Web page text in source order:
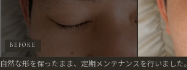
自然な形を保ったまま、定期メンテナンスを行いました。